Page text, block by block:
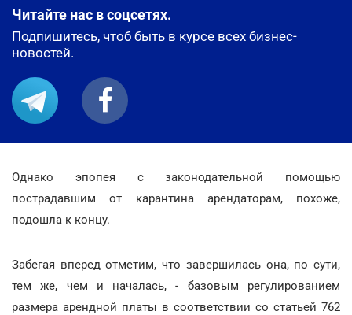
Читайте нас в соцсетях.
Подпишитесь, чтоб быть в курсе всех бизнес-
новостей.
Однако эпопея с законодательной помощью
пострадавшим от карантина арендаторам, похоже,
подошла к концу.
Забегая вперед отметим, что завершилась она, по сути,
тем же, чем и началась, - базовым регулированием
размера арендной платы в соответствии со статьей 762